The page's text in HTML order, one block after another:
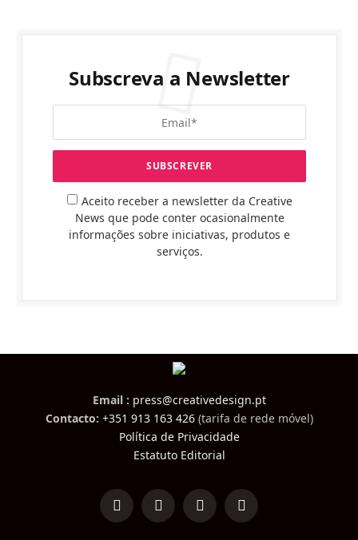
Subscreva a Newsletter
Aceito receber a newsletter da Creative
News que pode conter ocasionalmente
informações sobre iniciativas, produtos e
serviços.
Email : press@creativedesign.pt
Contacto: +351 913 163 426(tarifa de rede móvel)
Política de Privacidade
Estatuto Editorial
LinkedInFacebookInstagramTikTok